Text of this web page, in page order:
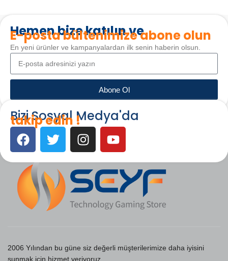
Hemen bize katılın ve
E-posta bültenimize abone olun
En yeni ürünler ve kampanyalardan ilk senin haberin olsun.
Abone Ol
Bizi Sosyal Medya'da
takip edin !
2006 Yılından bu güne siz değerli müşterilerimize daha iyisini
sunmak için hizmet veriyoruz.